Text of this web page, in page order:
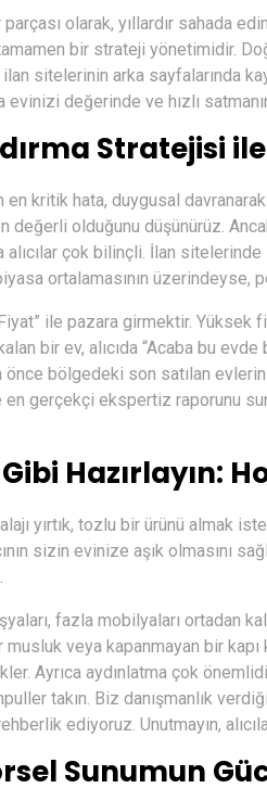
olarak, yıllardır sahada
bir strateji yönetimidir.
sitelerinin arka sayfalarında
değerinde ve hızlı satmanın
Stratejisi
en kritik hata, duygusal
olduğunu düşünürüz.
alıcılar çok bilinçli. İlan
ortalamasının üzerindeyse,
Fiyat” ile pazara girmektir.
bir ev, alıcıda “Acaba bu evde
önce bölgedeki son satılan
gerçekçi ekspertiz raporunu
Hazırlayın:
yırtık, tozlu bir ürünü almak
sizin evinize aşık olmasını
fazla mobilyaları ortadan
musluk veya kapanmayan bir
Ayrıca aydınlatma çok
takın. Biz danışmanlık
ediyoruz. Unutmayın,
Sunumun